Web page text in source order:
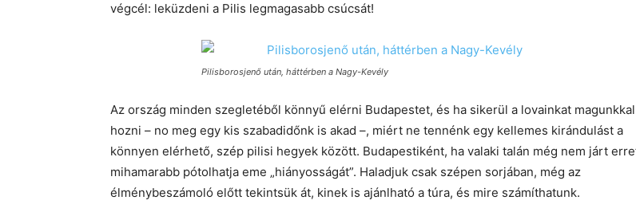
végcél: leküzdeni a Pilis legmagasabb csúcsát!
Pilisborosjenő után, háttérben a Nagy-Kevély
Az ország minden szegletéből könnyű elérni Budapestet, és ha sikerül a lovainkat magunkkal
hozni – no meg egy kis szabadidőnk is akad –, miért ne tennénk egy kellemes kirándulást a
könnyen elérhető, szép pilisi hegyek között. Budapestiként, ha valaki talán még nem járt
mihamarabb pótolhatja eme „hiányosságát”. Haladjuk csak szépen sorjában, még az
élménybeszámoló előtt tekintsük át, kinek is ajánlható a túra, és mire számíthatunk.